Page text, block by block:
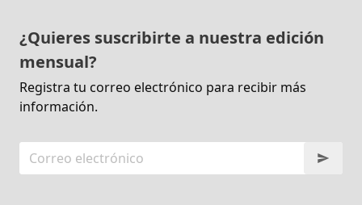
¿Quieres suscribirte a nuestra edición
mensual?
Registra tu correo electrónico para recibir más
información.